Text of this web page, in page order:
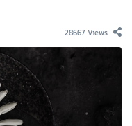
28667 Views